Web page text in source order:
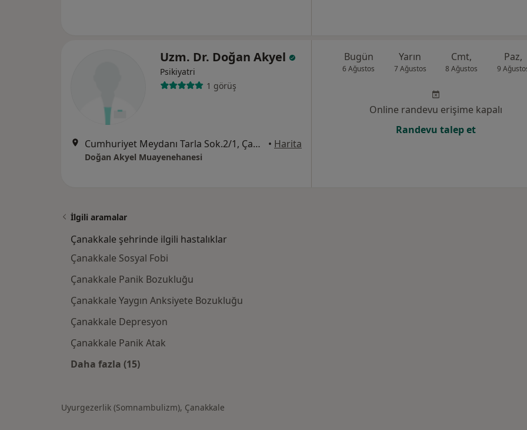
Uzm. Dr. Doğan Akyel
Psikiyatri
1 görüş
Cumhuriyet Meydanı Tarla Sok.2/1, Çanakkale • Harita
Doğan Akyel Muayenehanesi
Bugün
6 Ağustos
Yarın
7 Ağustos
Cmt,
8 Ağustos
Paz,
9
Online randevu erişime kapalı
Randevu talep et
İlgili aramalar
Çanakkale şehrinde ilgili hastalıklar
Çanakkale Sosyal Fobi
Çanakkale Panik Bozukluğu
Çanakkale Yaygın Anksiyete Bozukluğu
Çanakkale Depresyon
Çanakkale Panik Atak
Daha fazla (15)
Uyurgezerlik (Somnambulizm), Çanakkale